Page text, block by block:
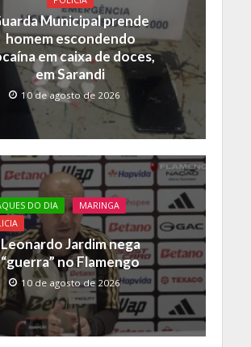
p
p
n
k
Municipal prende
homem escondendo
em caixa de doces,
em Sarandi
10 de agosto de 2026
DO DIA
MARINGA
Leonardo Jardim nega
“guerra” no Flamengo
10 de agosto de 2026